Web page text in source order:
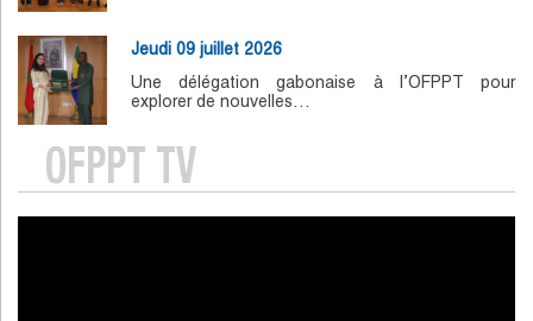
Jeudi 09 juillet 2026
Une délégation gabonaise à l’OFPPT pour
explorer de nouvelles…
OFPPT TV